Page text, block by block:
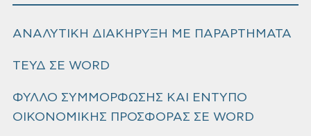
ΑΝΑΛΥΤΙΚΗ ΔΙΑΚΗΡΥΞΗ ΜΕ ΠΑΡΑΡΤΗΜΑΤΑ
ΤΕΥΔ ΣΕ WORD
ΦΥΛΛΟ ΣΥΜΜΟΡΦΩΣΗΣ ΚΑΙ ΕΝΤΥΠΟ
ΟΙΚΟΝΟΜΙΚΗΣ ΠΡΟΣΦΟΡΑΣ ΣΕ WORD